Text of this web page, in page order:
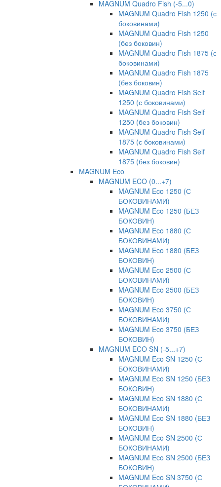
MAGNUM Quadro Fish (-5...0)
MAGNUM Quadro Fish 1250 (с
боковинами)
MAGNUM Quadro Fish 1250
(без боковин)
MAGNUM Quadro Fish 1875 (с
боковинами)
MAGNUM Quadro Fish 1875
(без боковин)
MAGNUM Quadro Fish Self
1250 (с боковинами)
MAGNUM Quadro Fish Self
1250 (без боковин)
MAGNUM Quadro Fish Self
1875 (с боковинами)
MAGNUM Quadro Fish Self
1875 (без боковин)
MAGNUM Eco
MAGNUM ECO (0...+7)
MAGNUM Eco 1250 (С
БОКОВИНАМИ)
MAGNUM Eco 1250 (БЕЗ
БОКОВИН)
MAGNUM Eco 1880 (С
БОКОВИНАМИ)
MAGNUM Eco 1880 (БЕЗ
БОКОВИН)
MAGNUM Eco 2500 (С
БОКОВИНАМИ)
MAGNUM Eco 2500 (БЕЗ
БОКОВИН)
MAGNUM Eco 3750 (С
БОКОВИНАМИ)
MAGNUM Eco 3750 (БЕЗ
БОКОВИН)
MAGNUM ECO SN (-5...+7)
MAGNUM Eco SN 1250 (С
БОКОВИНАМИ)
MAGNUM Eco SN 1250 (БЕЗ
БОКОВИН)
MAGNUM Eco SN 1880 (С
БОКОВИНАМИ)
MAGNUM Eco SN 1880 (БЕЗ
БОКОВИН)
MAGNUM Eco SN 2500 (С
БОКОВИНАМИ)
MAGNUM Eco SN 2500 (БЕЗ
БОКОВИН)
MAGNUM Eco SN 3750 (С